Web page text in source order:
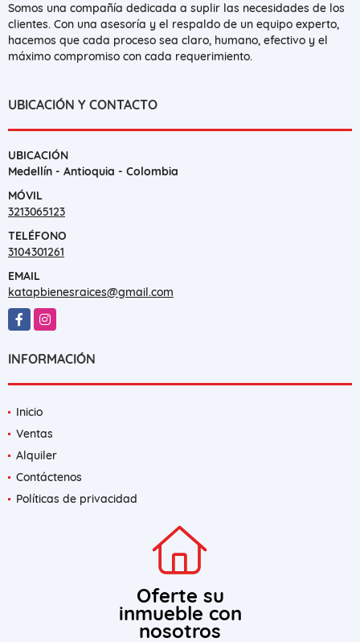
Somos una compañía dedicada a suplir las necesidades de los
clientes. Con una asesoría y el respaldo de un equipo experto,
hacemos que cada proceso sea claro, humano, efectivo y el
máximo compromiso con cada requerimiento.
UBICACIÓN Y CONTACTO
UBICACIÓN
Medellín - Antioquia - Colombia
MÓVIL
3213065123
TELÉFONO
3104301261
EMAIL
katapbienesraices@gmail.com
INFORMACIÓN
Inicio
Ventas
Alquiler
Contáctenos
Oferte su
inmueble con